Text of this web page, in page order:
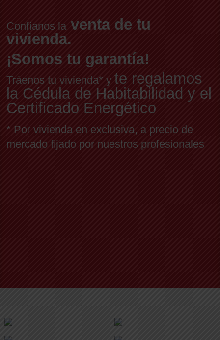
Confíanos la venta de tu
vivienda.
¡Somos tu garantía!
Tráenos tu vivienda* yte regalamos
la Cédula de Habitabilidad y el
Certificado Energético
* Por vivienda en exclusiva, a precio de
mercado fijado por nuestros profesionales